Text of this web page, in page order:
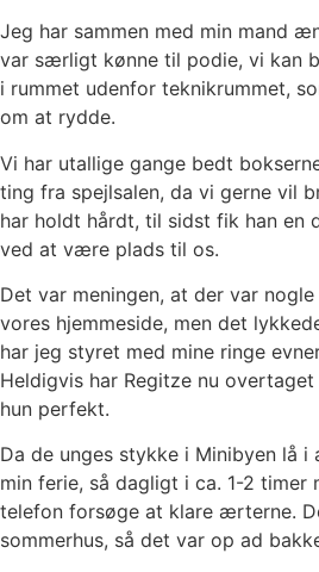
Jeg har sammen med min mand
var særligt kønne til podie, vi kan
i rummet udenfor teknikrummet,
om at rydde.
Vi har utallige gange bedt
ting fra spejlsalen, da vi gerne vil
har holdt hårdt, til sidst fik han en
ved at være plads til os.
Det var meningen, at der var
vores hjemmeside, men det
har jeg styret med mine ringe
Heldigvis har Regitze nu overtaget
hun perfekt.
Da de unges stykke i Minibyen lå
min ferie, så dagligt i ca. 1-2 timer
telefon forsøge at klare ærterne.
sommerhus, så det var op ad